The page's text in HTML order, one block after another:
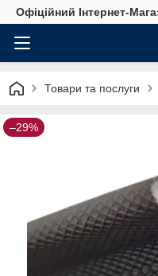
Офіційний Інтернет-
Товари та послуги
–29%